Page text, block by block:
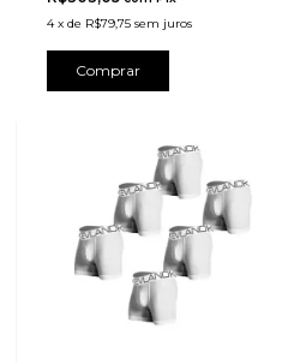
4 x de R$79,75 sem juros
Comprar